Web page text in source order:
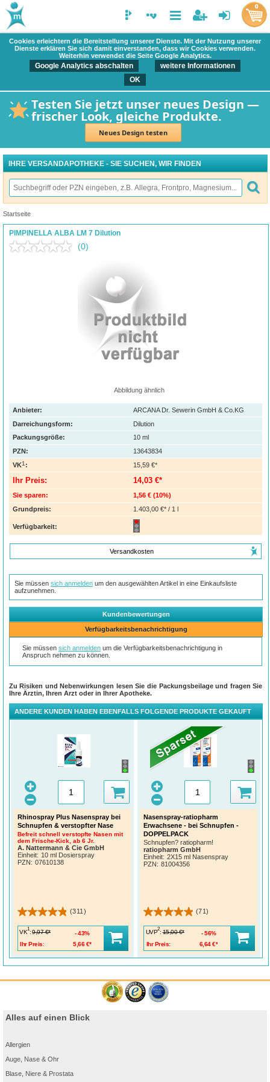
Cookies erleichtern die Bereitstellung unserer Dienste. Mit der Nutzung unserer
Dienste erklären Sie sich damit einverstanden, dass wir Cookies verwenden.
Weiterhin verwendet die Seite Google Analytics.
Google Analytics abschalten
weitere Informationen
OK
Testen Sie jetzt unser neues Design —
frischer Look, gleiche Produkte.
Neues Design testen
0
IHRE VERSANDAPOTHEKE - SIE SUCHEN, WIR FINDEN
Startseite
PIMPINELLA ALBA LM 7 Dilution
(0)
Abbildung ähnlich
Anbieter:
ARCANA Dr. Sewerin GmbH & Co.KG
Darreichungsform:
Dilution
Packungsgröße:
10 ml
PZN:
13643834
VK1: 15,59 €*
Ihr Preis: 14,03 €*
Sie sparen: 1,56 € (10%)
Grundpreis:
1.403,00 €* / 1 l
Verfügbarkeit:
Versandkosten
Sie müssensich anmelden um den ausgewählten Artikel in eine Einkaufsliste
aufzunehmen.
Kundenbewertungen
Verfügbarkeitsbenachrichtigung
Sie müssensich anmelden um die Verfügbarkeitsbenachrichtigung in
Anspruch nehmen zu können.
Zu Risiken und Nebenwirkungen lesen Sie die Packungsbeilage und fragen Sie
Ihre Ärztin, Ihren Arzt oder in Ihrer Apotheke.
ANDERE KUNDEN HABEN EBENFALLS FOLGENDE PRODUKTE GEKAUFT
Rhinospray Plus Nasenspray bei
Schnupfen & verstopfter Nase
Befreit schnell verstopfte Nasen mit
dem Frische-Kick, ab 6 Jr.
A. Nattermann & Cie GmbH
Einheit: 10 ml Dosierspray
PZN : 07610138
(311)
VK
1
: 9,97 €*
Ihr Preis:
5,66 €*
43%
Nasenspray-ratiopharm
Erwachsene - bei Schnupfen -
DOPPELPACK
Schnupfen? ratiopharm!
ratiopharm GmbH
Einheit: 2X15 ml Nasenspray
PZN : 81004356
(71)
UVP
2
: 15,00 €*
Ihr Preis:
6,64 €*
56%
Alles auf einen Blick
Allergien
Auge, Nase & Ohr
Blase, Niere & Prostata